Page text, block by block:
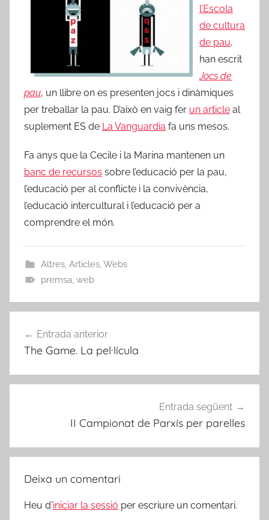
l’Escola
de cultura
de pau,
han escrit
Jocs de
pau, un llibre on es presenten jocs i dinàmiques
per treballar la pau. D’això en vaig fer un article al
suplement ES de La Vanguardia fa uns mesos.
Fa anys que la Cecile i la Marina mantenen un
banc de recursos sobre l’educació per la pau,
l’educació per al conflicte i la convivència,
l’educació intercultural i l’educació per a
comprendre el món.
Altres, Articles,Webs
premsa, web
d'entrades
Entrada anterior
The Game. La pel·lícula
Entrada següent
II Campionat de Parxís per parelles
Deixa un comentari
Heu d'iniciar la sessió per escriure un comentari.